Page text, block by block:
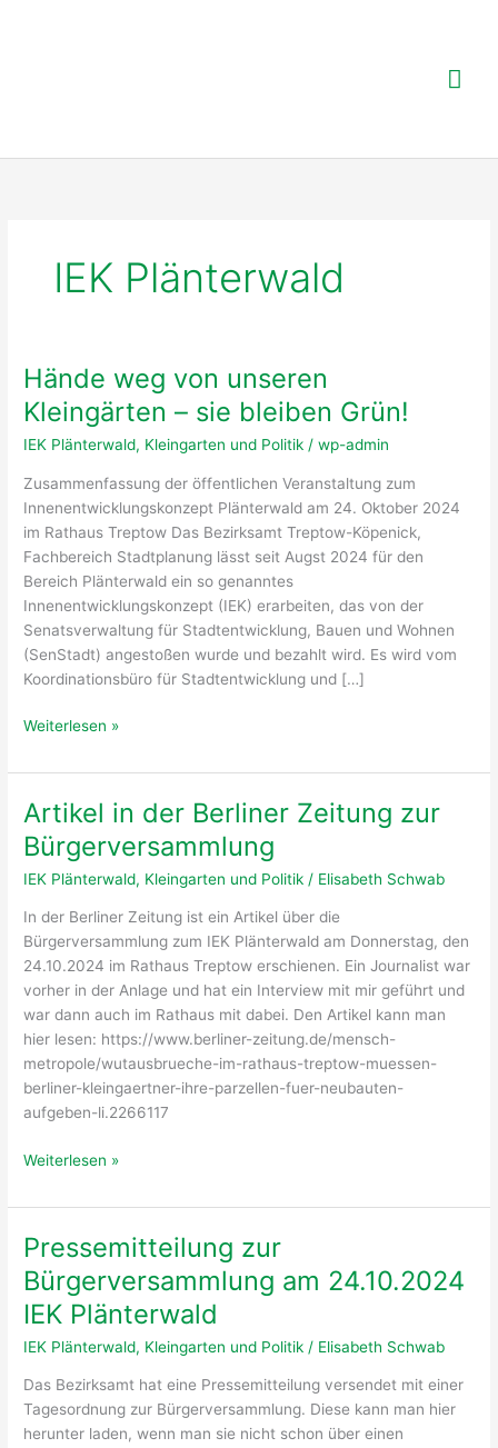
IEK Plänterwald
Hände weg von unseren
Kleingärten – sie bleiben Grün!
IEK Plänterwald, Kleingarten und Politik /wp-admin
Zusammenfassung der öffentlichen Veranstaltung zum
Innenentwicklungskonzept Plänterwald am 24. Oktober 2024
im Rathaus Treptow Das Bezirksamt Treptow-Köpenick,
Fachbereich Stadtplanung lässt seit Augst 2024 für den
Bereich Plänterwald ein so genanntes
Innenentwicklungskonzept (IEK) erarbeiten, das von der
Senatsverwaltung für Stadtentwicklung, Bauen und Wohnen
(SenStadt) angestoßen wurde und bezahlt wird. Es wird vom
Koordinationsbüro für Stadtentwicklung und […]
Hände
von
Kleingärten
–
sie
Grün!
Weiterlesen »
Artikel in der Berliner Zeitung zur
Bürgerversammlung
IEK Plänterwald, Kleingarten und Politik / Elisabeth Schwab
In der Berliner Zeitung ist ein Artikel über die
Bürgerversammlung zum IEK Plänterwald am Donnerstag, den
24.10.2024 im Rathaus Treptow erschienen. Ein Journalist war
vorher in der Anlage und hat ein Interview mit mir geführt und
war dann auch im Rathaus mit dabei. Den Artikel kann man
hier lesen: https://www.berliner-zeitung.de/mensch-
metropole/wutausbrueche-im-rathaus-treptow-muessen-
berliner-kleingaertner-ihre-parzellen-fuer-neubauten-
aufgeben-li.2266117
Artikel
der
Zeitung
zur
Bürgerversammlung
Weiterlesen »
Pressemitteilung zur
Bürgerversammlung am 24.10.2024
IEK Plänterwald
IEK Plänterwald, Kleingarten und Politik / Elisabeth Schwab
Das Bezirksamt hat eine Pressemitteilung versendet mit einer
Tagesordnung zur Bürgerversammlung. Diese kann man hier
herunter laden, wenn man sie nicht schon über einen